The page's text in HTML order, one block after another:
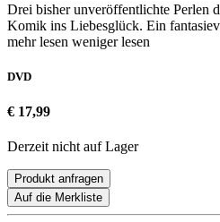
Drei bisher unveröffentlichte Perlen
Komik ins Liebesglück. Ein
mehr lesen weniger lesen
DVD
€ 17,99
Derzeit nicht auf Lager
Produkt anfragen
Auf die Merkliste